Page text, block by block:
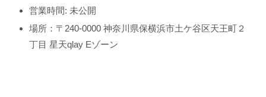
営業時間: 未公開
場所：〒240-0000 神奈川県保横浜市土ケ谷区天王町２
丁目 星天qlay Eゾーン